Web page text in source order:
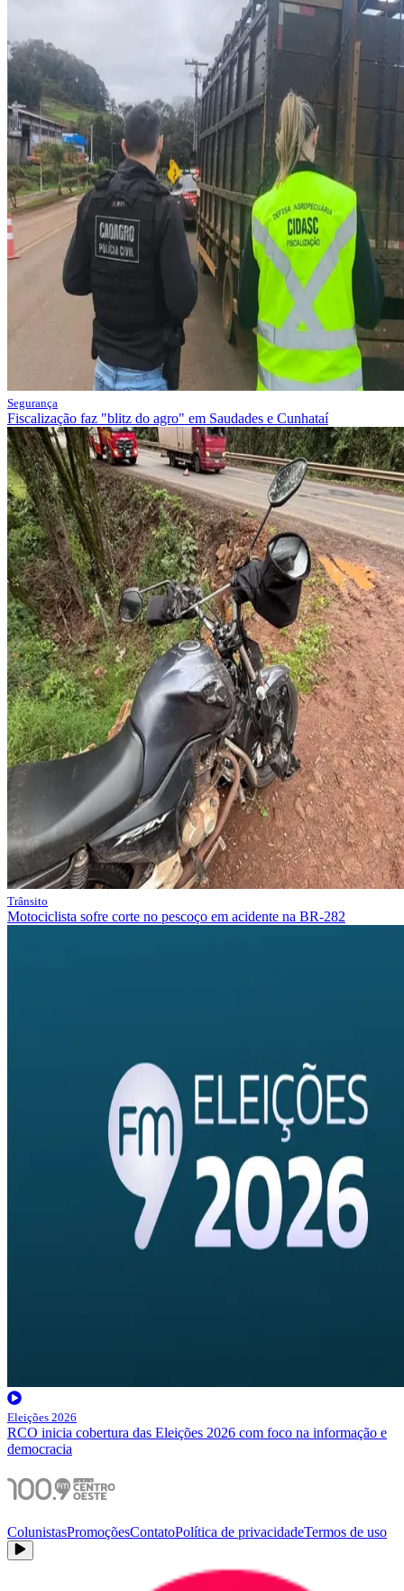
Segurança
Fiscalização faz "blitz do agro" em Saudades e Cunhataí
Trânsito
Motociclista sofre corte no pescoço em acidente na BR-282
Eleições 2026
RCO inicia cobertura das Eleições 2026 com foco na informação e
democracia
ColunistasPromoçõesContatoPolítica de privacidadeTermos de uso